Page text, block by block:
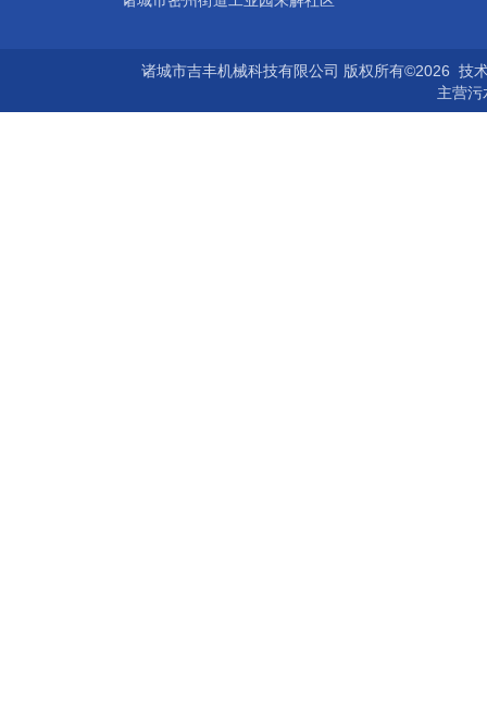
诸城市吉丰机械科技有限公司 版权所有©2026 技
主营污